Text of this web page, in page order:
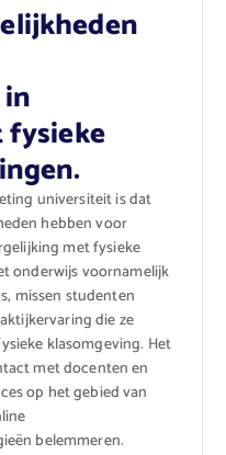
universiteit is dat
hebben voor
met fysieke
onderwijs voornamelijk
missen studenten
die ze
klasomgeving. Het
met docenten en
op het gebied van
belemmeren.